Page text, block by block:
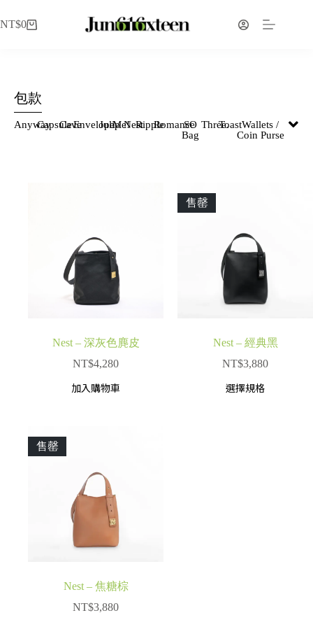
NT$0
包款
AnywayCapsule
CaveEnvelope
JulipMe!NestRippleRomance
SO
Bag
Three.ToastWallets /
Coin Purse
Nest – 深灰色麂皮
NT$4,280
加入購物車
售罄
Nest – 經典黑
NT$3,880
選擇規格
售罄
Nest – 焦糖棕
NT$3,880